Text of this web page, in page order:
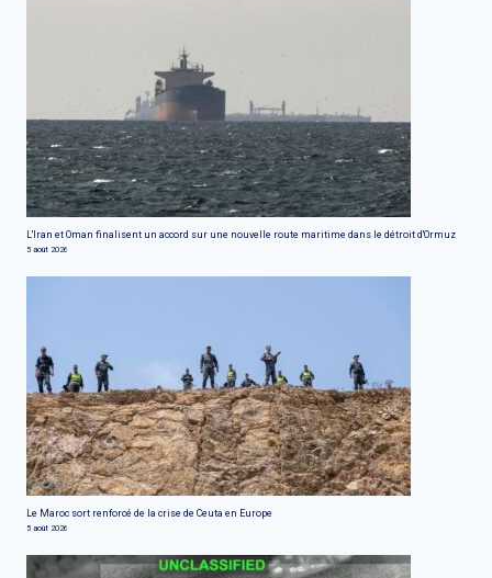
L'Iran et Oman finalisent un accord sur une nouvelle route maritime dans le détroit d'Ormuz
5 août 2026
Le Maroc sort renforcé de la crise de Ceuta en Europe
5 août 2026